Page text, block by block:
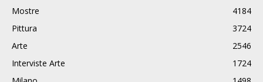
Mostre
4184
Pittura
3724
Arte
2546
Interviste Arte
1724